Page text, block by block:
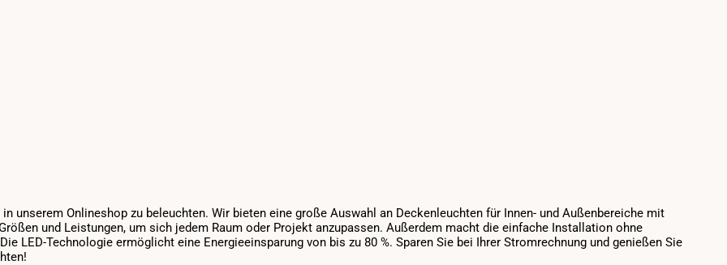
unserem Onlineshop zu beleuchten. Wir bieten eine große Auswahl an Deckenleuchten für Innen- und Außenbereiche mit
und Leistungen, um sich jedem Raum oder Projekt anzupassen. Außerdem macht die einfache Installation ohne
LED-Technologie ermöglicht eine Energieeinsparung von bis zu 80 %. Sparen Sie bei Ihrer Stromrechnung und genießen Sie